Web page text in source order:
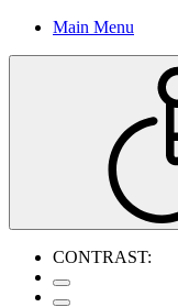
Main Menu
CONTRAST: